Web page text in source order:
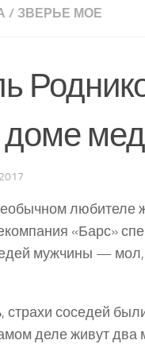
/ ЗВЕРЬЕ МОЕ
любителе
«Барс»
мужчины — мол,
страхи соседей
деле живут